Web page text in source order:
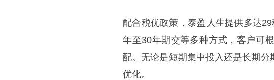
配合税优政策，泰盈人生提供多达
年至30年期交等多种方式，客户可
配。无论是短期集中投入还是长期
优化。